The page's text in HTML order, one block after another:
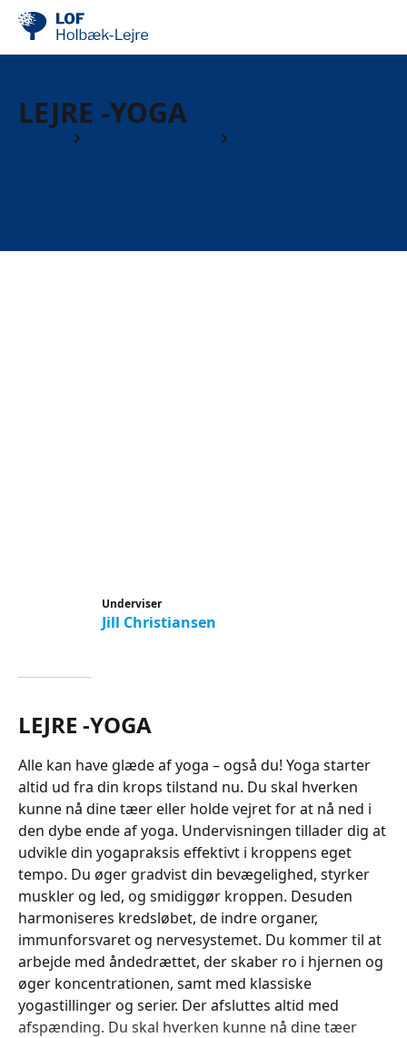
LEJRE -YOGA
Underviser
Jill Christiansen
LEJRE -YOGA
Alle kan have glæde af yoga – også du! Yoga starter
altid ud fra din krops tilstand nu. Du skal hverken
kunne nå dine tæer eller holde vejret for at nå ned i
den dybe ende af yoga. Undervisningen tillader dig at
udvikle din yogapraksis effektivt i kroppens eget
tempo. Du øger gradvist din bevægelighed, styrker
muskler og led, og smidiggør kroppen. Desuden
harmoniseres kredsløbet, de indre organer,
immunforsvaret og nervesystemet. Du kommer til at
arbejde med åndedrættet, der skaber ro i hjernen og
øger koncentrationen, samt med klassiske
yogastillinger og serier. Der afsluttes altid med
afspænding. Du skal hverken kunne nå dine tæer